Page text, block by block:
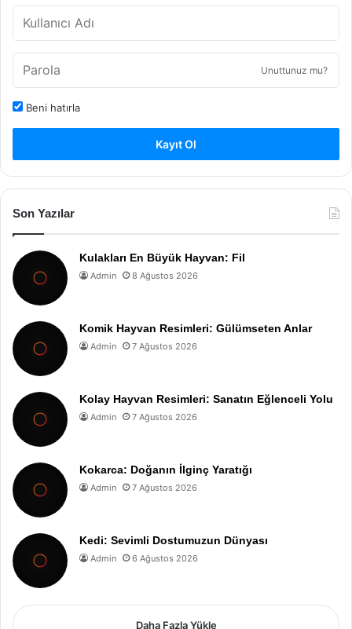
Unuttunuz mu?
Beni hatırla
Kayıt Ol
Son Yazılar
Kulakları En Büyük Hayvan: Fil
Admin 8 Ağustos 2026
Komik Hayvan Resimleri: Gülümseten Anlar
Admin 7 Ağustos 2026
Kolay Hayvan Resimleri: Sanatın Eğlenceli Yolu
Admin 7 Ağustos 2026
Kokarca: Doğanın İlginç Yaratığı
Admin 7 Ağustos 2026
Kedi: Sevimli Dostumuzun Dünyası
Admin 6 Ağustos 2026
Daha Fazla Yükle